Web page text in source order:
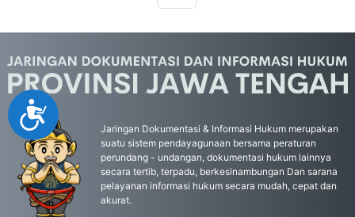
Accessibility
Jaringan Dokumentasi & Informasi Hukum merupakan
suatu sistem pendayagunaan bersama peraturan
perundang - undangan, dokumentasi hukum lainnya
secara tertib, terpadu, berkesinambungan Dan sarana
pelayanan informasi hukum secara mudah, cepat dan
akurat.